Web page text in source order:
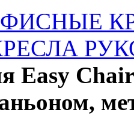
Easy